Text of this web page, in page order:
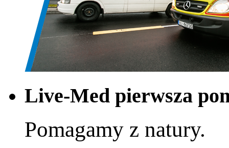
Live-Med pierwsza
Pomagamy z natury.